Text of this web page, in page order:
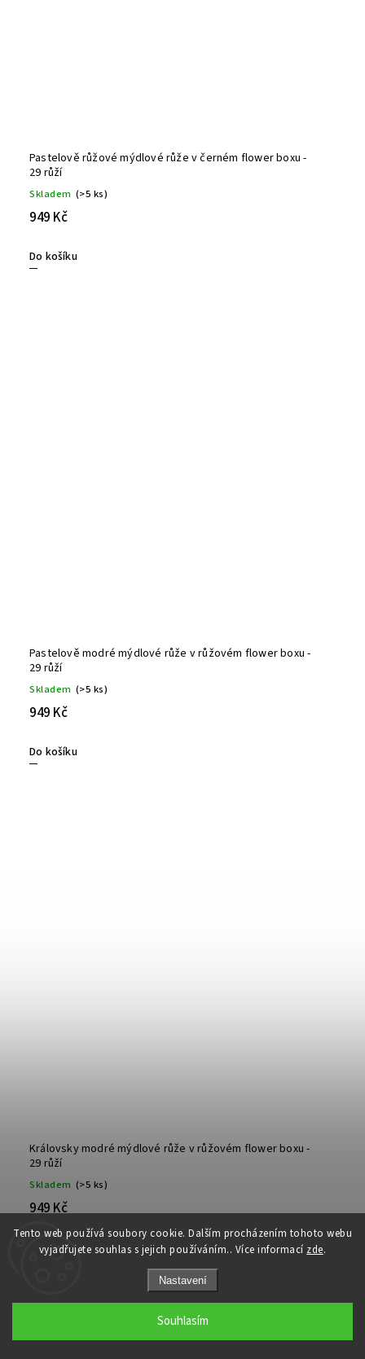
Tento web používá soubory cookie. Dalším procházením tohoto webu
vyjadřujete souhlas s jejich používáním.. Více informací zde.
Nastavení
Souhlasím
Pastelově růžové mýdlové růže v černém flower boxu -
29 růží
Skladem (>5 ks)
949 Kč
Do košíku
Pastelově modré mýdlové růže v růžovém flower boxu -
29 růží
Skladem (>5 ks)
949 Kč
Do košíku
Královsky modré mýdlové růže v růžovém flower boxu -
29 růží
Skladem (>5 ks)
949 Kč
Do košíku